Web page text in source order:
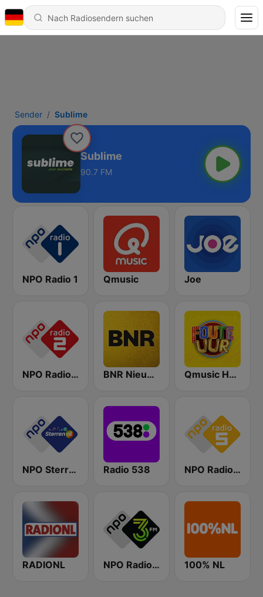
Sender Sublime
Sublime
90.7 FM
NPO Radio 1 Qmusic Joe
NPO Radio 2 BNR Nieuwsradio Qmusic Het Foute Uur
NPO Sterren Radio 538 NPO Radio 5
RADIONL NPO Radio 3FM 100% NL